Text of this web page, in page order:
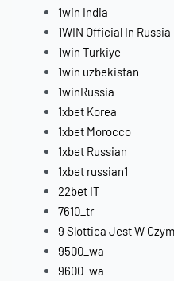
1win India
1WIN Official In Russia
1win Turkiye
1win uzbekistan
1winRussia
1xbet Korea
1xbet Morocco
1xbet Russian
1xbet russian1
22bet IT
7610_tr
9 Slottica Jest W
9500_wa
9600_wa